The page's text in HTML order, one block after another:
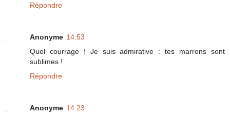
Répondre
Anonyme 14:53
Quel courrage ! Je suis admirative : tes marrons sont
sublimes !
Répondre
Anonyme 14:23